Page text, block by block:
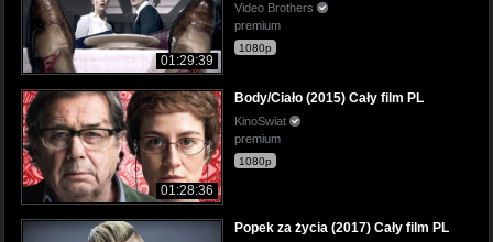
01:29:39
Video Brothers
premium
1080p
01:28:36
Body/Ciało (2015) Cały film PL
KinoSwiat
premium
1080p
Popek za życia (2017) Cały film PL